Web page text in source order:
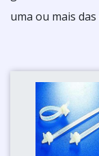
uma ou mais